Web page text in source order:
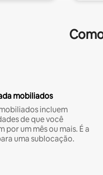
mobiliados
incluem
de que você
por um mês ou mais. É a
uma sublocação.